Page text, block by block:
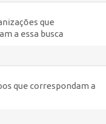
que
a essa busca
que correspondam a